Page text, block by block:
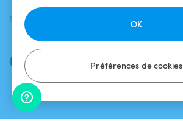
Préférences de cookies
OK
SUIVEZ-NOUS
Facebook
Instagram